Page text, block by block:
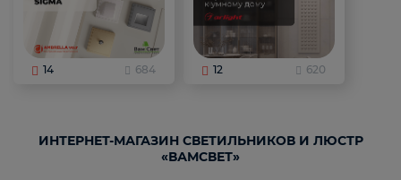
14 684 12 620
ИНТЕРНЕТ-МАГАЗИН СВЕТИЛЬНИКОВ И ЛЮСТР
«ВАМСВЕТ»